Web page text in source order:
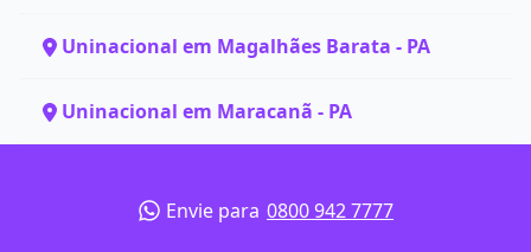
Uninacional em Magalhães Barata - PA
Uninacional em Maracanã - PA
Envie para 0800 942 7777